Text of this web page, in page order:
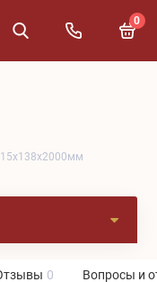
0
15x138x2000мм
0 Вопросы и